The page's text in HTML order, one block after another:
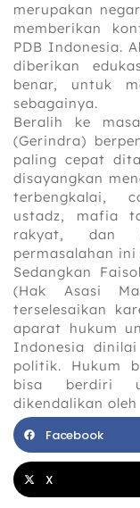
merupakan
memberikan
PDB Indonesia.
diberikan
benar, untuk
sebagainya.
Beralih ke
(Gerindra)
paling cepat
disayangkan
terbengkalai,
ustadz, mafia
rakyat, dan
permasalahan
Sedangkan
(Hak Asasi
terselesaikan
aparat hukum
Indonesia
politik. Hukum
bisa berdiri
dikendalikan
Facebook
X